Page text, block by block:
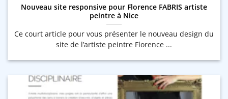
Nouveau site responsive pour Florence FABRIS artiste
peintre à Nice
Ce court article pour vous présenter le nouveau design du
site de l’artiste peintre Florence ...